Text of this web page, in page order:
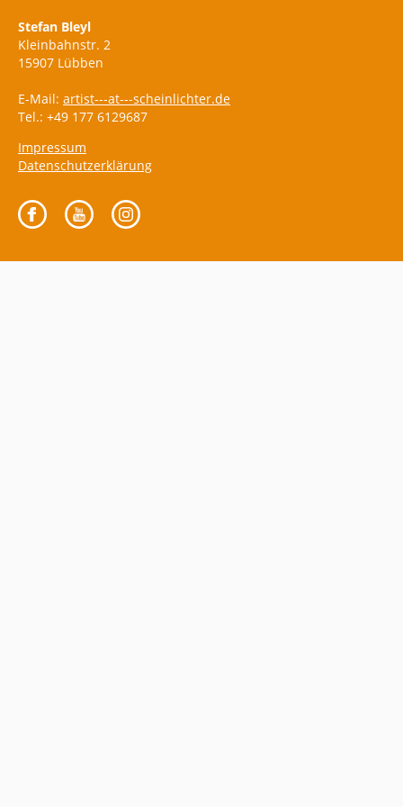
Stefan Bleyl
Kleinbahnstr. 2
15907 Lübben
E-Mail: artist---at---scheinlichter.de
Tel.: +49 177 6129687
Impressum
Datenschutzerklärung